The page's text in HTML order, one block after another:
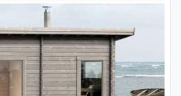
Foder, knutbrädor, takfotsbrädor
eller obehandlat.
för både gjuten platta och plintar.